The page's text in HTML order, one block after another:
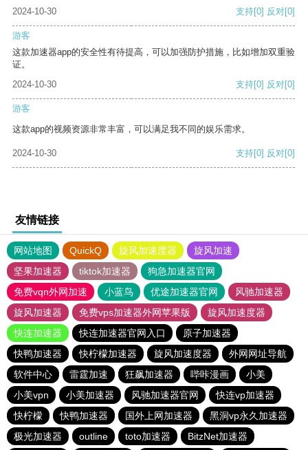
2024-10-30
支持[0] 反对[0]
游客
这款加速器app的安全性有待提高，可以加强防护措施，比如增加双重验
证。
2024-10-30
支持[0] 反对[0]
游客
这款app的视频资源非常丰富，可以满足我不同的娱乐需求。
2024-10-30 支持[0] 反对[0]
友情链接
网站地图 QuickQ 旋风加速度器
旋风加速
坚果加速器
tiktok加速器
狗急加速器官网
免费vqn外网加速
小蓝鸟 优途加速器官网
风驰加速器
旋风加速器
免费vps加速器外网苹果版
旋风加速度器
快连加速器
快连加速器官网入口
原子加速器
快鸭加速器
快柠檬加速器 旋风加速度器
外网网址导航
软件中心
雷霆加速 狂飙加速器 哔咔漫画
小美
小美vpn
小美加速器 风驰加速器官网
快连vp加速器
快柠檬
快鸭加速器 国外上网加速器
黑洞vp永久加速器
极光加速器
outline toto加速器 BitzNet加速器